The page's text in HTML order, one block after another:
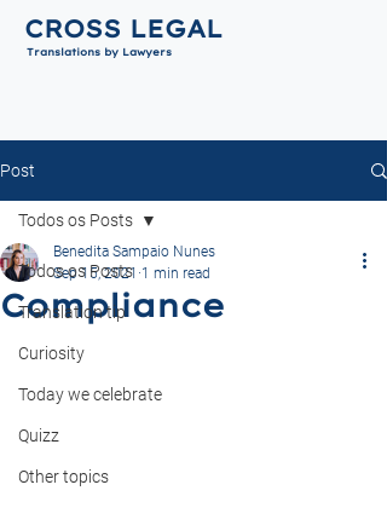
Translations by Lawyers
CROSS LEGAL
Post
Todos os Posts
Translation tip
Curiosity
Today we celebrate
Quizz
Other topics
Todos os Posts
Compliance
Benedita Sampaio Nunes
Sep 15, 2021 1 min read